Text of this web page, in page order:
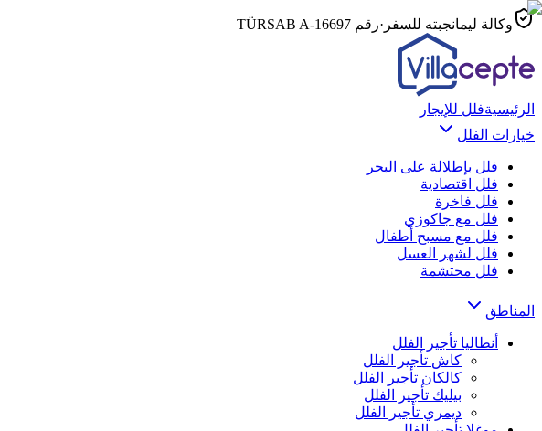
وكالة ليمانجبته للسفر ·رقم TÜRSAB A-16697
الرئيسيةفلل للإيجار
خيارات الفلل
فلل بإطلالة على البحر
فلل اقتصادية
فلل فاخرة
فلل مع جاكوزي
فلل مع مسبح أطفال
فلل لشهر العسل
فلل محتشمة
المناطق
أنطاليا تأجير الفلل
كاش تأجير الفلل
كالكان تأجير الفلل
بيليك تأجير الفلل
ديمري تأجير الفلل